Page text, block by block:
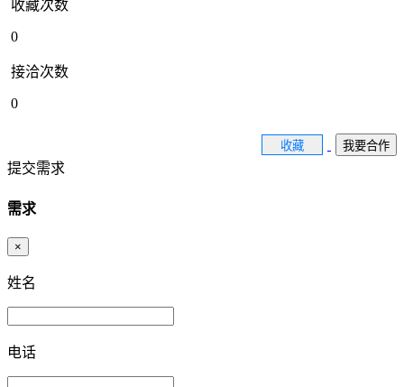
收藏次数
0
接洽次数
0
收藏 我要合作
提交需求
需求
×
姓名
电话